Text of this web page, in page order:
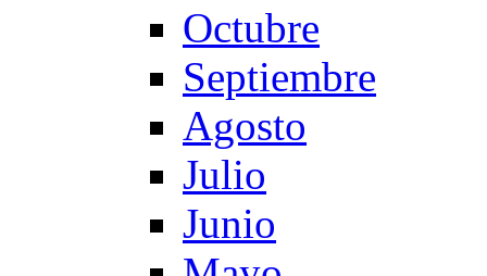
Octubre
Septiembre
Agosto
Julio
Junio